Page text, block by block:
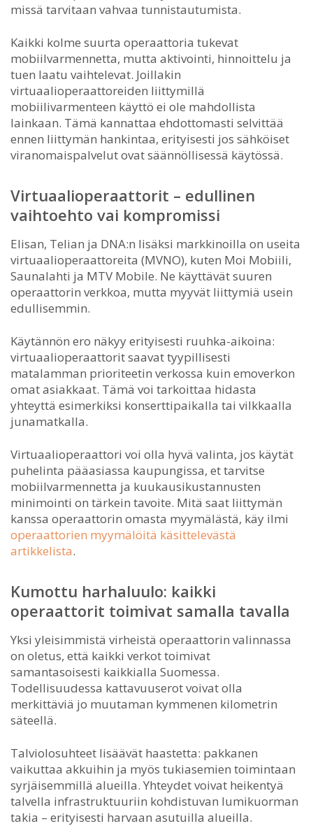
missä tarvitaan vahvaa tunnistautumista.
Kaikki kolme suurta operaattoria tukevat
mobiilvarmennetta, mutta aktivointi, hinnoittelu ja
tuen laatu vaihtelevat. Joillakin
virtuaalioperaattoreiden liittymillä
mobiilivarmenteen käyttö ei ole mahdollista
lainkaan. Tämä kannattaa ehdottomasti selvittää
ennen liittymän hankintaa, erityisesti jos sähköiset
viranomaispalvelut ovat säännöllisessä käytössä.
Virtuaalioperaattorit – edullinen
vaihtoehto vai kompromissi
Elisan, Telian ja DNA:n lisäksi markkinoilla on useita
virtuaalioperaattoreita (MVNO), kuten Moi Mobiili,
Saunalahti ja MTV Mobile. Ne käyttävät suuren
operaattorin verkkoa, mutta myyvät liittymiä usein
edullisemmin.
Käytännön ero näkyy erityisesti ruuhka-aikoina:
virtuaalioperaattorit saavat tyypillisesti
matalamman prioriteetin verkossa kuin emoverkon
omat asiakkaat. Tämä voi tarkoittaa hidasta
yhteyttä esimerkiksi konserttipaikalla tai vilkkaalla
junamatkalla.
Virtuaalioperaattori voi olla hyvä valinta, jos käytät
puhelinta pääasiassa kaupungissa, et tarvitse
mobiilvarmennetta ja kuukausikustannusten
minimointi on tärkein tavoite. Mitä saat liittymän
kanssa operaattorin omasta myymälästä, käy ilmi
operaattorien myymälöitä käsittelevästä
artikkelista.
Kumottu harhaluulo: kaikki
operaattorit toimivat samalla tavalla
Yksi yleisimmistä virheistä operaattorin valinnassa
on oletus, että kaikki verkot toimivat
samantasoisesti kaikkialla Suomessa.
Todellisuudessa kattavuuserot voivat olla
merkittäviä jo muutaman kymmenen kilometrin
säteellä.
Talviolosuhteet lisäävät haastetta: pakkanen
vaikuttaa akkuihin ja myös tukiasemien toimintaan
syrjäisemmillä alueilla. Yhteydet voivat heikentyä
talvella infrastruktuuriin kohdistuvan lumikuorman
takia – erityisesti harvaan asutuilla alueilla.